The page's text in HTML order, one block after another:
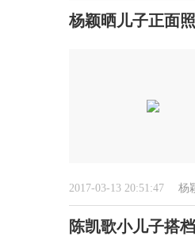
杨颖晒儿子正面
2017-03-13 20:51:47 杨
陈凯歌小儿子搭